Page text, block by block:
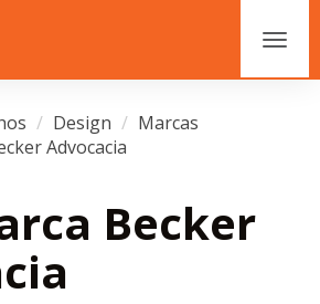
Design
Marcas
Advocacia
Becker